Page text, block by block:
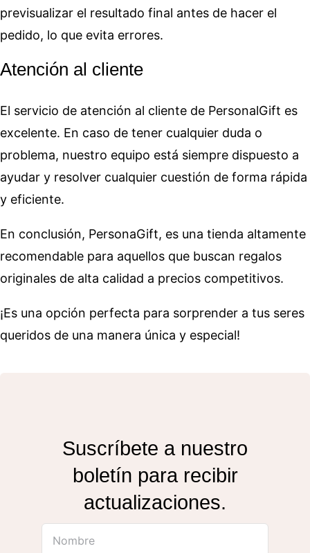
previsualizar el resultado final antes de hacer el
pedido, lo que evita errores.
Atención al cliente
El servicio de atención al cliente de PersonalGift es
excelente. En caso de tener cualquier duda o
problema, nuestro equipo está siempre dispuesto a
ayudar y resolver cualquier cuestión de forma rápida
y eficiente.
En conclusión, PersonaGift, es una tienda altamente
recomendable para aquellos que buscan regalos
originales de alta calidad a precios competitivos.
¡Es una opción perfecta para sorprender a tus seres
queridos de una manera única y especial!
Suscríbete a nuestro
boletín para recibir
actualizaciones.